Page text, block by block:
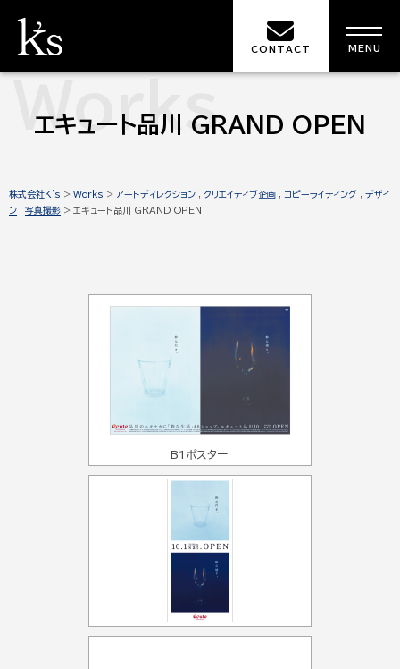
CONTACT MENU
Works
エキュート品川 GRAND OPEN
株式会社K's > Works > アートディレクション クリエイティブ企画 コピーライティング
デザイ
ン
写真撮影 > エキュート品川 GRAND OPEN
B1ポスター